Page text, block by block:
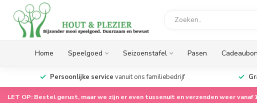
Home Speelgoed Seizoenstafel Pasen
Persoonlijke service vanuit ons familiebedrijf
LET OP: Bestel gerust, maar we zijn er even tussenuit en verzenden weer vanaf